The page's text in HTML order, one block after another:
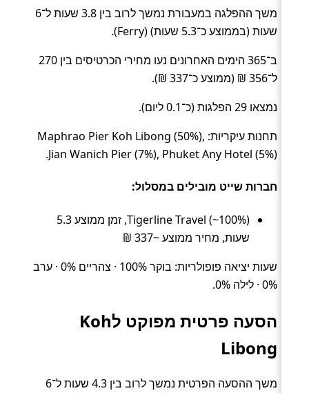
משך ההפלגה במעבורת נמשך לרוב בין 3.8 שעות ל־6
שעות (בממוצע כ־5.3 שעות) (Ferry).
ב־365 הימים האחרונים נעו מחירי הכרטיסים בין 270
ל־356 ₪ (ממוצע כ־337 ₪).
נמצאו 29 הפלגות (כ־0.1 ליום).
תחנות עיקריות: Maphrao Pier Koh Libong (50%),
Jian Wanich Pier (7%), Phuket Any Hotel (5%).
חברות שייט מובילים במסלול:
Tigerline Travel (~100%), זמן ממוצע 5.3
שעות, מחיר ממוצע ~337 ₪
שעות יציאה פופולריות: בוקר 100% · צהריים 0% · ערב
0% · לילה 0%.
הסעה פרטית מפוקט לKoh
Libong
משך ההסעה הפרטית נמשך לרוב בין 4.3 שעות ל־6